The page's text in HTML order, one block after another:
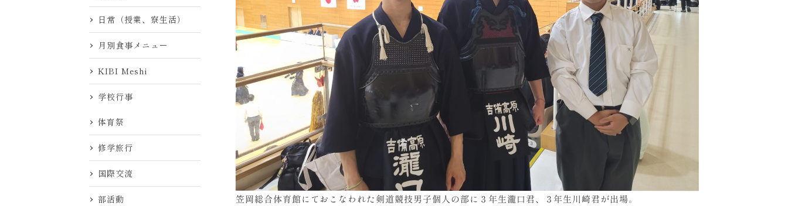
日常（授業、寮生活）
月別食事メニュー
KIBI Meshi
学校行事
体育祭
修学旅行
国際交流
部活動 笠岡総合体育館にておこなわれた剣道競技男子個人の部に３年生瀧口君、３年生川崎君が出場。